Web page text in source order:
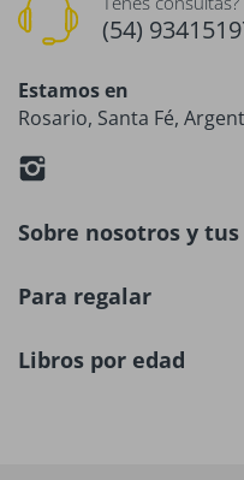
(54)
Estamos en
Rosario, Santa Fé,
Sobre nosotros y
Para regalar
Libros por edad